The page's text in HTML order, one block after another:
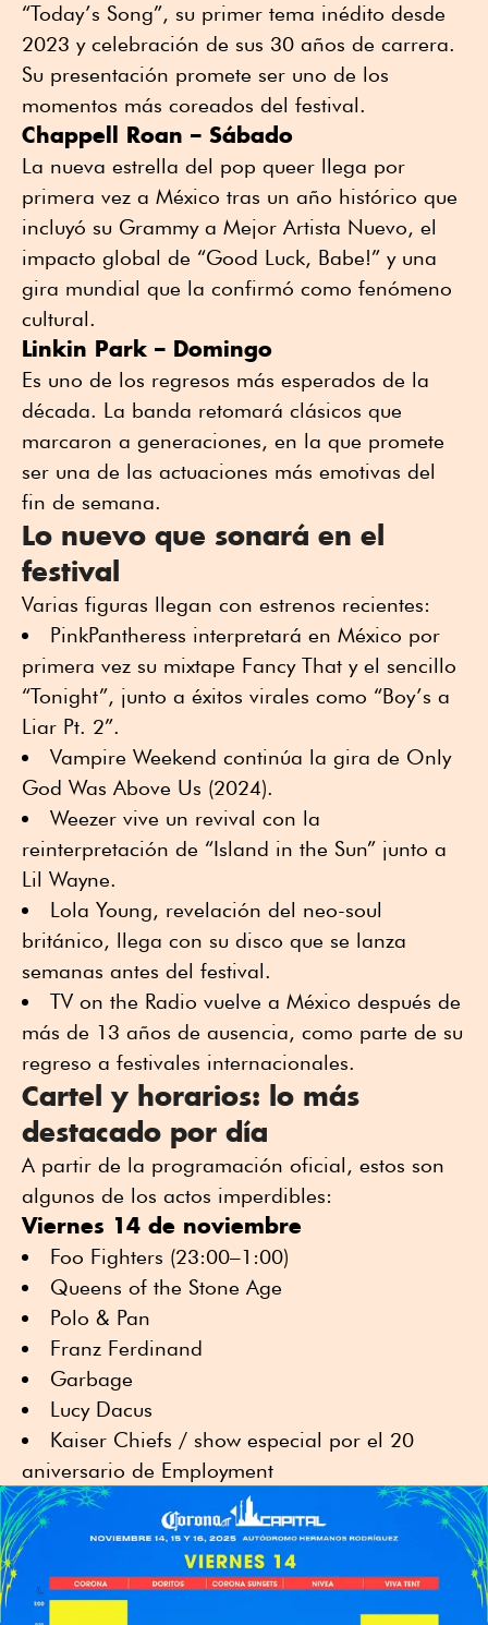
“Today’s Song”, su primer tema inédito desde
2023 y celebración de sus 30 años de carrera.
Su presentación promete ser uno de los
momentos más coreados del festival.
Chappell Roan – Sábado
La nueva estrella del pop queer llega por
primera vez a México tras un año histórico que
incluyó su Grammy a Mejor Artista Nuevo, el
impacto global de “Good Luck, Babe!” y una
gira mundial que la confirmó como fenómeno
cultural.
Linkin Park – Domingo
Es uno de los regresos más esperados de la
década. La banda retomará clásicos que
marcaron a generaciones, en la que promete
ser una de las actuaciones más emotivas del
fin de semana.
Lo nuevo que sonará en el
festival
Varias figuras llegan con estrenos recientes:
PinkPantheress interpretará en México por
primera vez su mixtape Fancy That y el sencillo
“Tonight”, junto a éxitos virales como “Boy’s a
Liar Pt. 2”.
Vampire Weekend continúa la gira de Only
God Was Above Us (2024).
Weezer vive un revival con la
reinterpretación de “Island in the Sun” junto a
Lil Wayne.
Lola Young, revelación del neo-soul
británico, llega con su disco que se lanza
semanas antes del festival.
TV on the Radio vuelve a México después de
más de 13 años de ausencia, como parte de su
regreso a festivales internacionales.
Cartel y horarios: lo más
destacado por día
A partir de la programación oficial, estos son
algunos de los actos imperdibles:
Viernes 14 de noviembre
Foo Fighters (23:00–1:00)
Queens of the Stone Age
Polo & Pan
Franz Ferdinand
Garbage
Lucy Dacus
Kaiser Chiefs / show especial por el 20
aniversario de Employment